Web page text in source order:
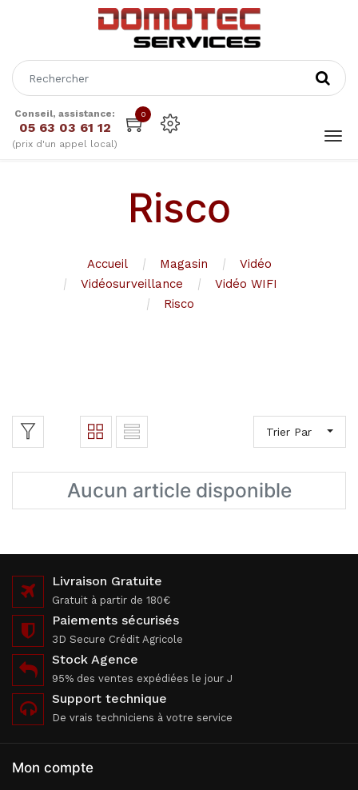
Conseil, assistance:
05 63 03 61 12
(prix d'un appel local)
0
Risco
Accueil Magasin
Vidéo
Vidéosurveillance
Vidéo WIFI
Risco
Trier Par
Aucun article disponible
Livraison Gratuite
Gratuit à partir de 180€
Paiements sécurisés
3D Secure Crédit Agricole
Stock Agence
95% des ventes expédiées le jour J
Support technique
De vrais techniciens à votre service
Mon compte